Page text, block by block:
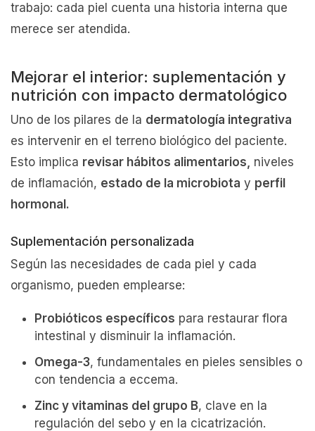
trabajo: cada piel cuenta una historia interna que
merece ser atendida.
Mejorar el interior: suplementación y
nutrición con impacto dermatológico
Uno de los pilares de la dermatología integrativa
es intervenir en el terreno biológico del paciente.
Esto implica revisar hábitos alimentarios, niveles
de inflamación, estado de la microbiota y perfil
hormonal.
Suplementación personalizada
Según las necesidades de cada piel y cada
organismo, pueden emplearse:
Probióticos específicos para restaurar flora
intestinal y disminuir la inflamación.
Omega-3, fundamentales en pieles sensibles o
con tendencia a eccema.
Zinc y vitaminas del grupo B, clave en la
regulación del sebo y en la cicatrización.